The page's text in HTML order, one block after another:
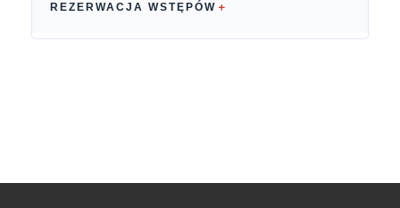
REZERWACJA WSTĘPÓW